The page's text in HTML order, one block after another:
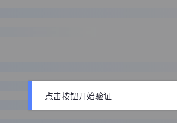
点击按钮开始验证